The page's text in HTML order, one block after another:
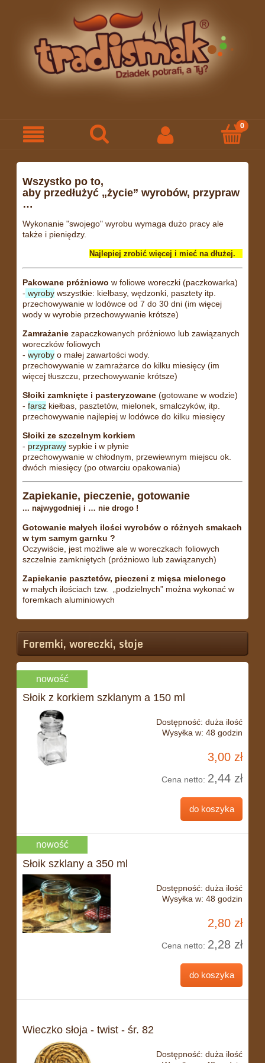
Wszystko po to,
aby przedłużyć „życie” wyrobów, przypraw
…
Wykonanie "swojego" wyrobu wymaga dużo pracy ale
także i pieniędzy.
Najlepiej zrobić więcej i mieć na dłużej.
Pakowane próżniowo w foliowe woreczki (paczkowarka)
- wyroby wszystkie: kiełbasy, wędzonki, pasztety itp.
przechowywanie w lodówce od 7 do 30 dni (im więcej
wody w wyrobie przechowywanie krótsze)
Zamrażanie zapaczkowanych próżniowo lub zawiązanych
woreczków foliowych
- wyroby o małej zawartości wody.
przechowywanie w zamrażarce do kilku miesięcy (im
więcej tłuszczu, przechowywanie krótsze)
Słoiki zamknięte i pasteryzowane (gotowane w wodzie)
- farsz kiełbas, pasztetów, mielonek, smalczyków, itp.
przechowywanie najlepiej w lodówce do kilku miesięcy
Słoiki ze szczelnym korkiem
- przyprawy sypkie i w płynie
przechowywanie w chłodnym, przewiewnym miejscu ok.
dwóch miesięcy (po otwarciu opakowania)
Zapiekanie, pieczenie, gotowanie
... najwygodniej i … nie drogo !
Gotowanie małych ilości wyrobów o różnych smakach
w tym samym garnku ?
Oczywiście, jest możliwe ale w woreczkach foliowych
szczelnie zamkniętych (próżniowo lub zawiązanych)
Zapiekanie pasztetów, pieczeni z mięsa mielonego
w małych ilościach tzw. „podzielnych” można wykonać w
foremkach aluminiowych
Foremki, woreczki, słoje
Słoik z korkiem szklanym a 150 ml
Dostępność: duża ilość
Wysyłka w: 48 godzin
3,00 zł
Cena netto: 2,44 zł
do koszyka
nowość
Słoik szklany a 350 ml
Dostępność: duża ilość
Wysyłka w: 48 godzin
2,80 zł
Cena netto: 2,28 zł
do koszyka
nowość
Wieczko słoja - twist - śr. 82
Dostępność: duża ilość